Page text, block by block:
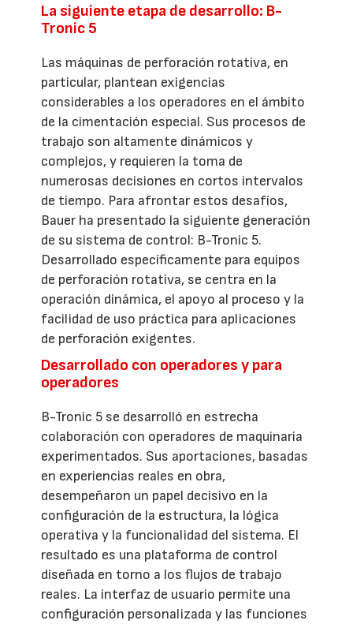
La siguiente etapa de desarrollo: B-
Tronic 5
Las máquinas de perforación rotativa, en
particular, plantean exigencias
considerables a los operadores en el ámbito
de la cimentación especial. Sus procesos de
trabajo son altamente dinámicos y
complejos, y requieren la toma de
numerosas decisiones en cortos intervalos
de tiempo. Para afrontar estos desafíos,
Bauer ha presentado la siguiente generación
de su sistema de control: B-Tronic 5.
Desarrollado específicamente para equipos
de perforación rotativa, se centra en la
operación dinámica, el apoyo al proceso y la
facilidad de uso práctica para aplicaciones
de perforación exigentes.
Desarrollado con operadores y para
operadores
B-Tronic 5 se desarrolló en estrecha
colaboración con operadores de maquinaria
experimentados. Sus aportaciones, basadas
en experiencias reales en obra,
desempeñaron un papel decisivo en la
configuración de la estructura, la lógica
operativa y la funcionalidad del sistema. El
resultado es una plataforma de control
diseñada en torno a los flujos de trabajo
reales. La interfaz de usuario permite una
configuración personalizada y las funciones